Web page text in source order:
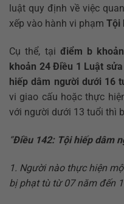
luật quy định về việc
xếp vào hành vi phạm Tội
Cụ thể, tại điểm b
khoản 24 Điều 1 Luật
hiếp dâm người dưới 16
vi giao cấu hoặc thực
với người dưới 13 tuổi thì
“Điều 142: Tội hiếp dâm
1. Người nào thực hiện
bị phạt tù từ 07 năm đến